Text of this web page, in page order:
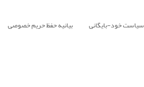
سیاست خود-بایگانی بیانیه حفظ حریم خصوصی